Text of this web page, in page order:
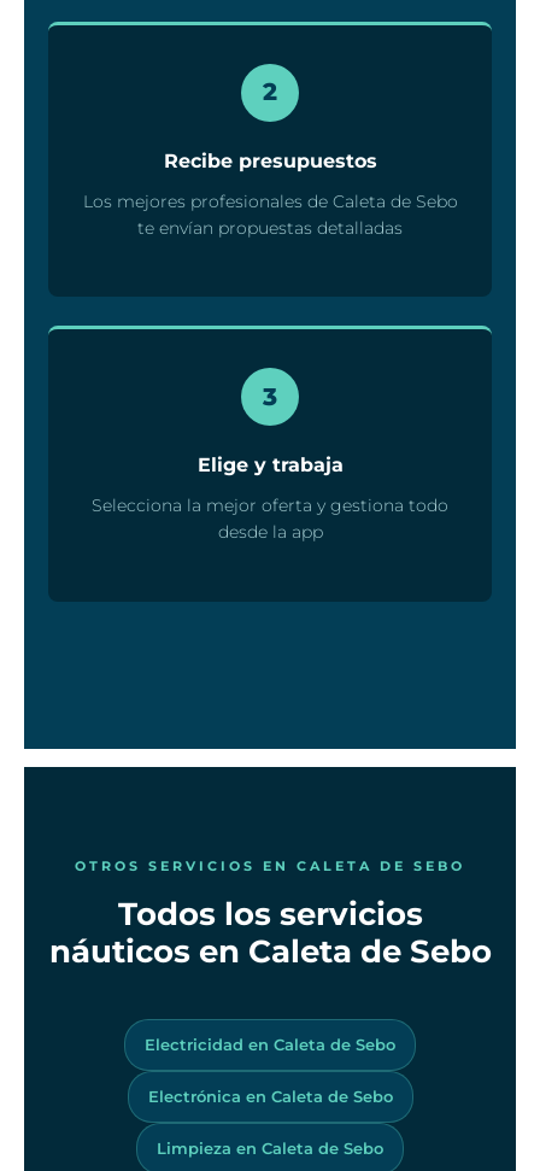
2
Recibe presupuestos
Los mejores profesionales de Caleta de Sebo
te envían propuestas detalladas
3
Elige y trabaja
Selecciona la mejor oferta y gestiona todo
desde la app
OTROS SERVICIOS EN CALETA DE SEBO
Todos los servicios
náuticos en Caleta de Sebo
Electricidad en Caleta de Sebo
Electrónica en Caleta de Sebo
Limpieza en Caleta de Sebo